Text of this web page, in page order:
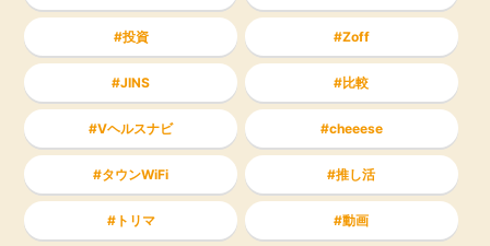
投資 Zoff
JINS 比較
Vヘルスナビ cheeese
タウンWiFi 推し活
トリマ 動画